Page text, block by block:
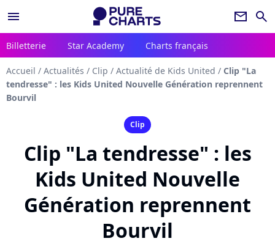
menu newsletter search
Billetterie Star Academy Charts français
Accueil / Actualités / Clip / Actualité de Kids United / Clip "La
tendresse" : les Kids United Nouvelle Génération reprennent
Bourvil
Clip
Clip "La tendresse" : les
Kids United Nouvelle
Génération reprennent
Bourvil